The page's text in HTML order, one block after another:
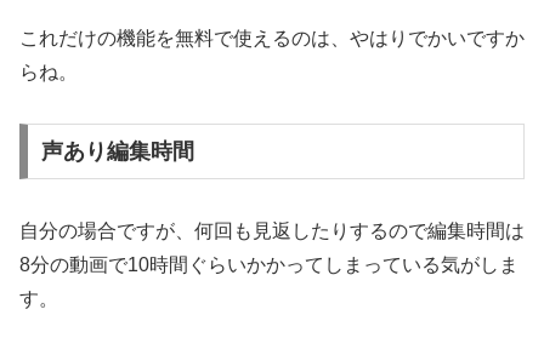
これだけの機能を無料で使えるのは、やはりでかいですか
らね。
声あり編集時間
自分の場合ですが、何回も見返したりするので編集時間は
8分の動画で10時間ぐらいかかってしまっている気がしま
す。